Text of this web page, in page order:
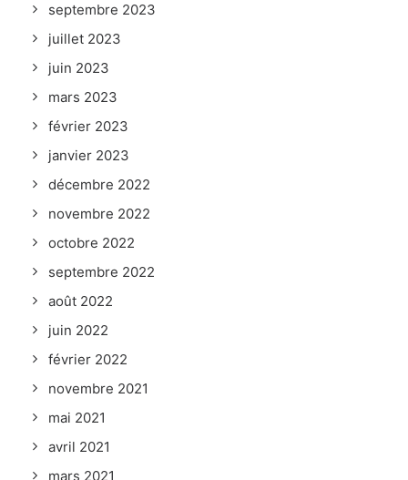
septembre 2023
juillet 2023
juin 2023
mars 2023
février 2023
janvier 2023
décembre 2022
novembre 2022
octobre 2022
septembre 2022
août 2022
juin 2022
février 2022
novembre 2021
mai 2021
avril 2021
mars 2021